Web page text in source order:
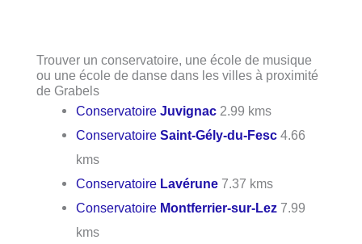
Trouver un conservatoire, une école de musique
ou une école de danse dans les villes à proximité
de Grabels
ConservatoireJuvignac 2.99 kms
ConservatoireSaint-Gély-du-Fesc 4.66
kms
Conservatoire Lavérune 7.37 kms
Conservatoire Montferrier-sur-Lez 7.99
kms